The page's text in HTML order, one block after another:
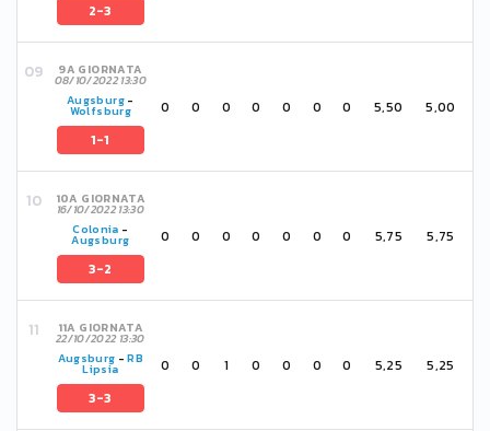
2-3
9A GIORNATA
08/10/2022 13:30
Augsburg-
Wolfsburg
1-1
0 0 0 0 0 0 0 5,50 5,00
10A GIORNATA
16/10/2022 13:30
Colonia -
Augsburg
3-2
0 0 0 0 0 0 0 5,75 5,75
11A GIORNATA
22/10/2022 13:30
Augsburg -RB
Lipsia
3-3
0 0 1 0 0 0 0 5,25 5,25